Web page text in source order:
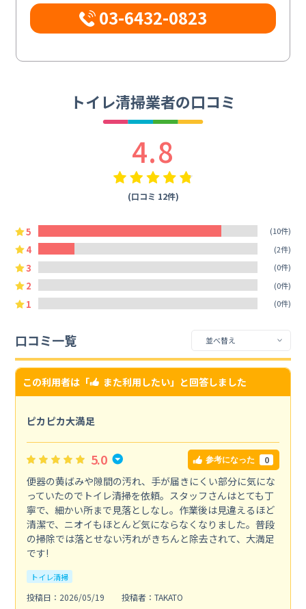
03-6432-0823
トイレ清掃業者の口コミ
4.8
(口コミ 12件)
5 (10件)
4 (2件)
3 (0件)
2 (0件)
1 (0件)
口コミ一覧
この利用者は「 また利用したい」と回答しました
ピカピカ大満足
5.0 参考になった 0
便器の黄ばみや隙間の汚れ、手が届きにくい部分に気にな
っていたのでトイレ清掃を依頼。スタッフさんはとても丁
寧で、細かい所まで見落としなし。作業後は見違えるほど
清潔で、ニオイもほとんど気にならなくなりました。普段
の掃除では落とせない汚れがきちんと除去されて、大満足
です!
トイレ清掃
投稿日：2026/05/19
投稿者：TAKATO